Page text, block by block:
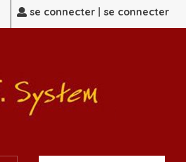
se connecter | se connecter